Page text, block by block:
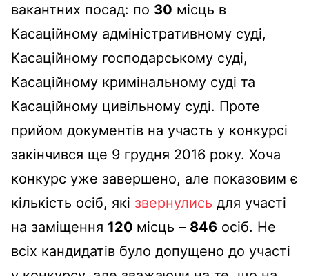
вакантних посад: по 30 місць в
Касаційному адміністративному суді,
Касаційному господарському суді,
Касаційному кримінальному суді та
Касаційному цивільному суді. Проте
прийом документів на участь у конкурсі
закінчився ще 9 грудня 2016 року. Хоча
конкурс уже завершено, але показовим є
кількість осіб, які звернулись для участі
на заміщення 120 місць – 846 осіб. Не
всіх кандидатів було допущено до участі